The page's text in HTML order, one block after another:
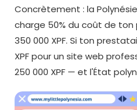
Concrètement : la
charge 50% du coût de
350 000 XPF. Si ton
XPF pour un site web
250 000 XPF — et l'État